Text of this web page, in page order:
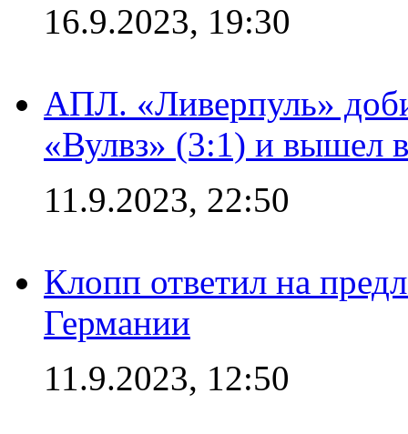
16.9.2023, 19:30
АПЛ. «Ливерпуль»
«Вулвз» (3:1) и вышел
11.9.2023, 22:50
Клопп ответил на
Германии
11.9.2023, 12:50